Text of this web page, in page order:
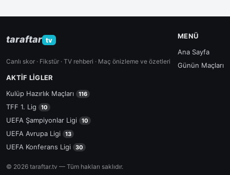
taraftar tv
Canlı skor · Fikstür · TV rehberi · Maç önizleme ve özetleri
MENÜ
Ana Sayfa
Günün Maçları
AKTIF LIGLER
Kulüp Hazırlık Maçları
116
TFF 1. Lig 10
UEFA Şampiyonlar Ligi 10
UEFA Avrupa Ligi 13
UEFA Konferans Ligi 30
© 2026 taraftar.tv — Tüm hakları saklıdır.